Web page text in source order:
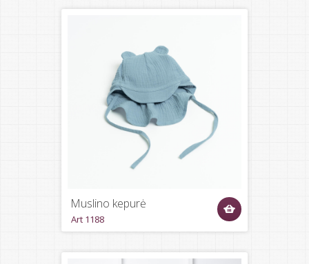
Muslino kepurė
Art 1188